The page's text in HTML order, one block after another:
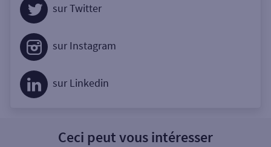
sur Twitter
sur Instagram
sur Linkedin
Ceci peut vous intéresser